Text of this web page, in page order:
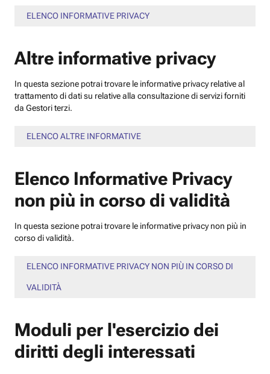
ELENCO INFORMATIVE PRIVACY
Altre informative privacy
In questa sezione potrai trovare le informative privacy relative al
trattamento di dati su relative alla consultazione di servizi forniti
da Gestori terzi.
ELENCO ALTRE INFORMATIVE
Elenco Informative Privacy
non più in corso di validità
In questa sezione potrai trovare le informative privacy non più in
corso di validità.
ELENCO INFORMATIVE PRIVACY NON PIÙ IN CORSO DI
VALIDITÀ
Moduli per l'esercizio dei
diritti degli interessati